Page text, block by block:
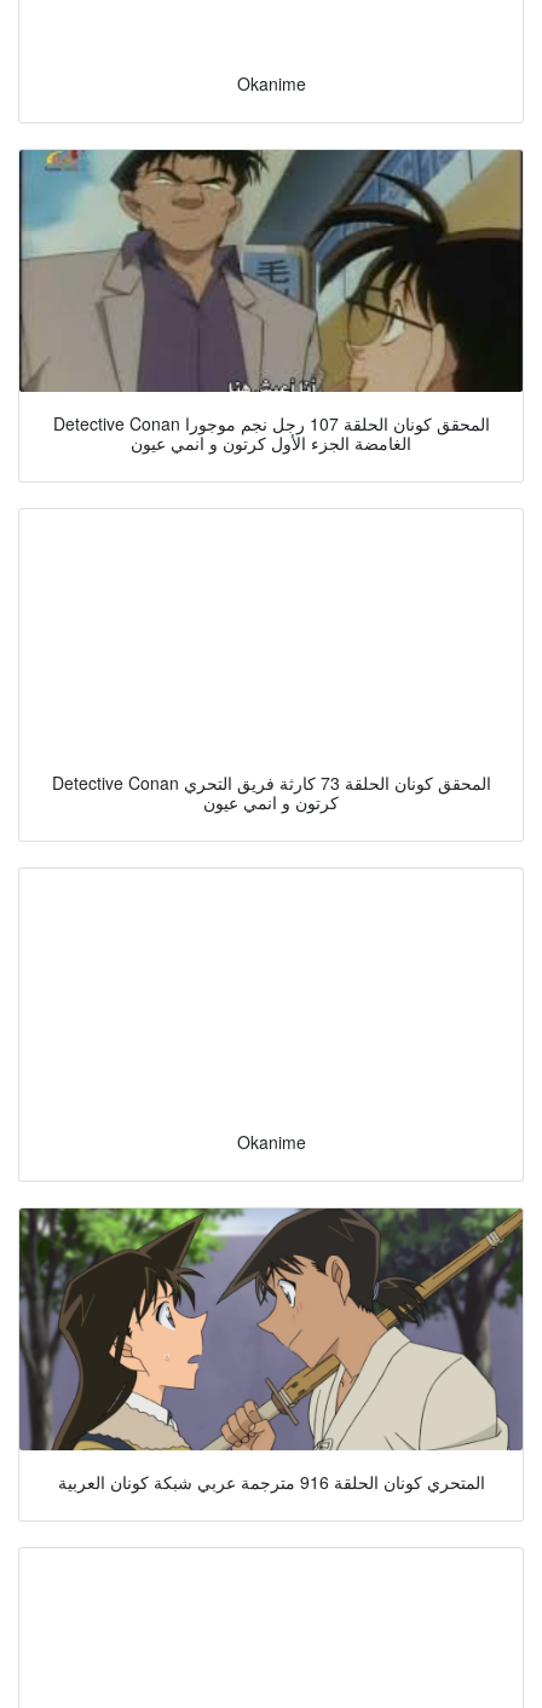
Okanime
Detective Conan المحقق كونان الحلقة 107 رجل نجم موجورا
الغامضة الجزء الأول كرتون و انمي عيون
Detective Conan المحقق كونان الحلقة 73 كارثة فريق التحري
كرتون و انمي عيون
Okanime
المتحري كونان الحلقة 916 مترجمة عربي شبكة كونان العربية